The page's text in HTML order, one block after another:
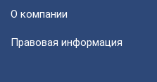
О компании
Правовая информация